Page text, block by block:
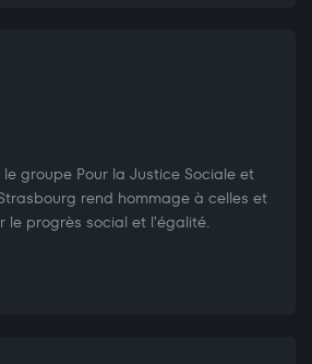
groupe Pour la Justice Sociale et
rend hommage à celles et
le progrès social et l'égalité.